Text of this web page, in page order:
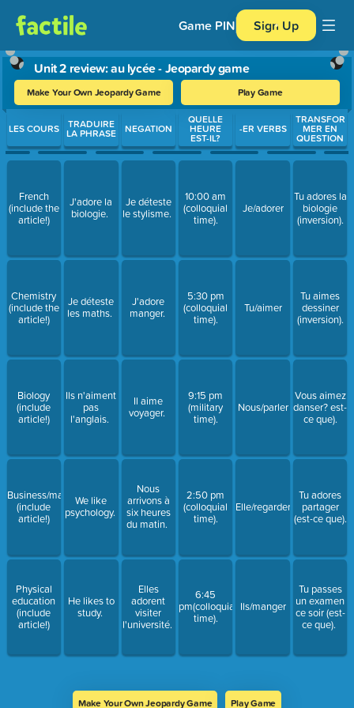
Game PIN Sign Up
Unit 2 review: au lycée - Jeopardy game
Make Your Own Jeopardy Game Play Game
Use arrow keys to move between questions. Press Enter or
LES COURS
French
(include the
article!)
Chemistry
(include the
article!)
Biology
(include
article!)
Business/management
(include
article!)
Physical
education
(include
article!)
TRADUIRE
LA PHRASE
J'adore la
biologie.
Je déteste
les maths.
Ils n'aiment
pas
l'anglais.
We like
psychology.
He likes to
study.
NEGATION
Je déteste
le stylisme.
J'adore
manger.
Il aime
voyager.
Nous
arrivons à
six heures
du matin.
Elles
adorent
visiter
l'université.
QUELLE
HEURE
EST-IL?
10:00 am
(colloquial
time).
5:30 pm
(colloquial
time).
9:15 pm
(military
time).
2:50 pm
(colloquial
time).
6:45
pm(colloquial
time).
-ER VERBS
Je/adorer
Tu/aimer
Nous/parler
Elle/regarder
Ils/manger
TRANSFOR
MER EN
QUESTION
Tu adores la
biologie
(inversion).
Tu aimes
dessiner
(inversion).
Vous aimez
danser? est-
ce que).
Tu adores
partager
(est-ce que).
Tu passes
un examen
ce soir (est-
ce que).
Make Your Own Jeopardy Game Play Game